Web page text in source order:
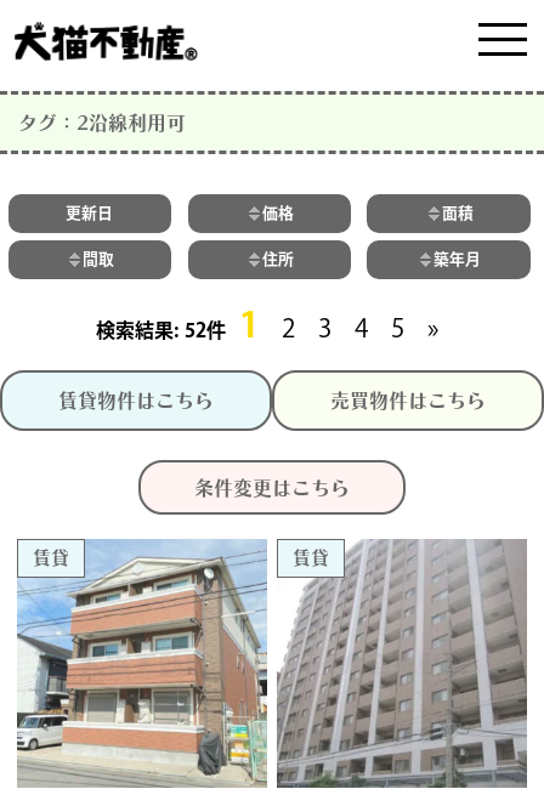
タグ：2沿線利用可
更新日 価格 面積
間取 住所 築年月
52件 1 2 3 4 5 »
賃貸物件はこちら 売買物件はこちら
条件変更はこちら
賃貸 賃貸